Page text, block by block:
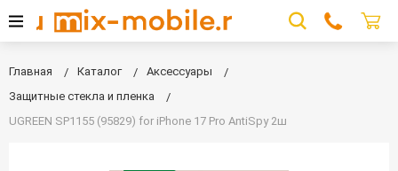
Главная Каталог
Аксессуары
Защитные стекла и пленка
UGREEN SP1155 (95829) for iPhone 17 Pro AntiSpy 2ш